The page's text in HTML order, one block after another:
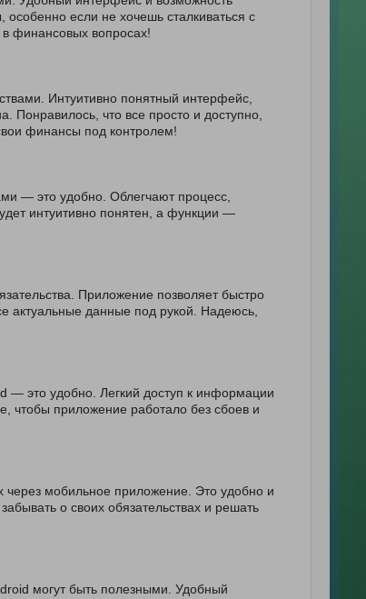
если не хочешь сталкиваться с
финансовых вопросах!
Интуитивно понятный интерфейс,
Понравилось, что все просто и доступно,
финансы под контролем!
— это удобно. Облегчают процесс,
интуитивно понятен, а функции —
Приложение позволяет быстро
актуальные данные под рукой. Надеюсь,
— это удобно. Легкий доступ к информации
чтобы приложение работало без сбоев и
через мобильное приложение. Это удобно и
о своих обязательствах и решать
могут быть полезными. Удобный